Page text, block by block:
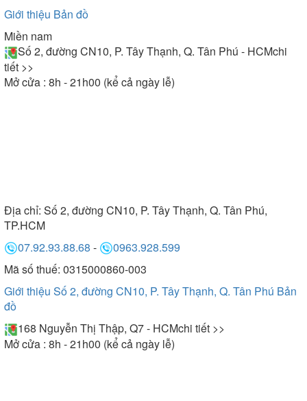
Giới thiệu Bản đồ
Miền nam
Số 2, đường CN10, P. Tây Thạnh, Q. Tân Phú - HCMchi
tiết >>
Mở cửa : 8h - 21h00 (kể cả ngày lễ)
Địa chỉ: Số 2, đường CN10, P. Tây Thạnh, Q. Tân Phú,
TP.HCM
07.92.93.88.68 -
0963.928.599
Mã số thuế: 0315000860-003
Giới thiệu Số 2, đường CN10, P. Tây Thạnh, Q. Tân Phú Bản
đồ
168 Nguyễn Thị Thập, Q7 - HCMchi tiết >>
Mở cửa : 8h - 21h00 (kể cả ngày lễ)